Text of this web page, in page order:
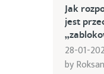
Jak
jest
28-01-
by